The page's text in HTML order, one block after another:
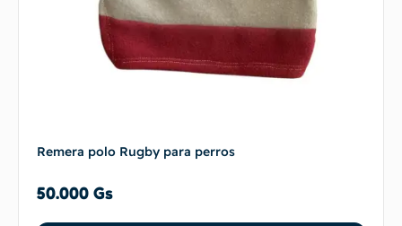
Remera polo Rugby para perros
50.000 Gs